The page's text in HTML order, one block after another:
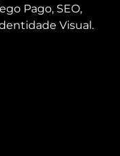
Pago, SEO,
Visual.